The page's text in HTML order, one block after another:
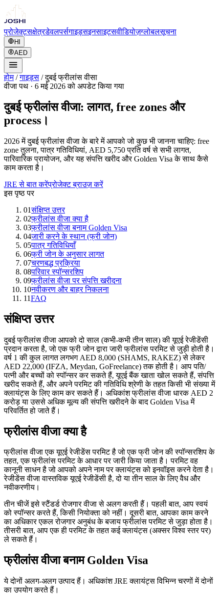
प्रोजेक्ट्सक्षेत्रडेवलपर्सगाइड्सइनसाइट्सवीडियोज़ग्लोबलसूचना
HI
AED
होम/ गाइड्स /दुबई फ्रीलांस वीसा
वीजा पथ · 6 मई 2026 को अपडेट किया गया
दुबई फ्रीलांस वीजा: लागत, free zones और
process।
2026 में दुबई फ्रीलांस वीजा के बारे में आपको जो कुछ भी जानना चाहिए: free
zone तुलना, पात्र गतिविधियां, AED 5,750 प्रति वर्ष से सभी लागत,
पारिवारिक प्रायोजन, और यह संपत्ति खरीद और Golden Visa के साथ कैसे
काम करता है।
JRE से बात करेंप्रोजेक्ट ब्राउज़ करें
इस पृष्ठ पर
01संक्षिप्त उत्तर
02फ्रीलांस वीजा क्या है
03फ्रीलांस वीजा बनाम Golden Visa
04जारी करने के स्थान (फ्री जोन)
05पात्र गतिविधियाँ
06फ्री जोन के अनुसार लागत
07चरणबद्ध प्रक्रिया
08परिवार स्पॉन्सरशिप
09फ्रीलांस वीजा पर संपत्ति खरीदना
10नवीकरण और बाहर निकलना
11FAQ
संक्षिप्त उत्तर
दुबई फ्रीलांस वीजा आपको दो साल (कभी-कभी तीन साल) की यूएई रेजीडेंसी
प्रदान करता है, जो एक फ्री जोन द्वारा जारी फ्रीलांस परमिट से जुड़ी होती है।
वर्ष 1 की कुल लागत लगभग AED 8,000 (SHAMS, RAKEZ) से लेकर
AED 22,000 (IFZA, Meydan, GoFreelance) तक होती है। आप पति/
पत्नी और बच्चों को स्पॉन्सर कर सकते हैं, यूएई बैंक खाता खोल सकते हैं, संपत्ति
खरीद सकते हैं, और अपने परमिट की गतिविधि श्रेणी के तहत किसी भी संख्या में
क्लायंट्स के लिए काम कर सकते हैं। अधिकांश फ्रीलांस वीजा धारक AED 2
करोड़ या उससे अधिक मूल्य की संपत्ति खरीदने के बाद Golden Visa में
परिवर्तित हो जाते हैं।
फ्रीलांस वीजा क्या है
फ्रीलांस वीजा एक यूएई रेजीडेंस परमिट है जो एक फ्री जोन की स्पॉन्सरशिप के
तहत, एक फ्रीलांस परमिट के आधार पर जारी किया जाता है। परमिट वह
कानूनी साधन है जो आपको अपने नाम पर क्लायंट्स को इनवॉइस करने देता है।
रेजीडेंस वीजा वास्तविक यूएई रेजीडेंसी है, दो या तीन साल के लिए वैध और
नवीकरणीय।
तीन चीजें इसे स्टैंडर्ड रोजगार वीजा से अलग करती हैं। पहली बात, आप स्वयं
को स्पॉन्सर करते हैं, किसी नियोक्ता को नहीं। दूसरी बात, आपका काम करने
का अधिकार एकल रोजगार अनुबंध के बजाय फ्रीलांस परमिट से जुड़ा होता है।
तीसरी बात, आप एक ही परमिट के तहत कई क्लायंट्स (अक्सर विश्व स्तर पर)
ले सकते हैं।
फ्रीलांस वीजा बनाम Golden Visa
ये दोनों अलग-अलग उत्पाद हैं। अधिकांश JRE क्लायंट्स विभिन्न चरणों में दोनों
का उपयोग करते हैं।